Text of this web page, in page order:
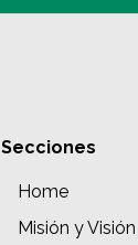
Secciones
Home
Misión y Visión